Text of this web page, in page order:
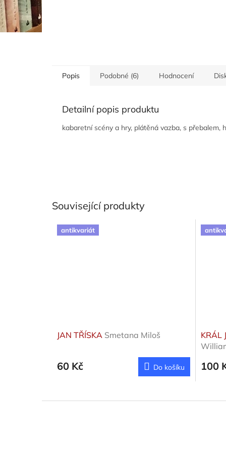
Popis Podobné (6) Hodnocení
Detailní popis produktu
kabaretní scény a hry, plátěná vazba, s přebalem,
Související produkty
antikvariát
JAN TŘÍSKA Smetana Miloš
60 Kč Do košíku
KRÁL
100